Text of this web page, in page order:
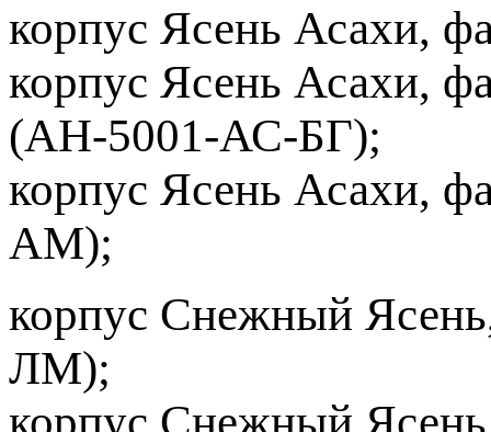
корпус Ясень Асахи,
корпус Ясень Асахи,
(АН-5001-АС-БГ);
корпус Ясень Асахи,
АМ);
корпус Снежный
ЛМ);
корпус Снежный